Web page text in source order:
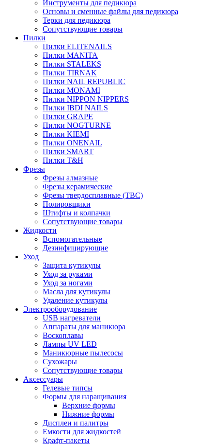
Инструменты для педикюра
Основы и сменные файлы для педикюра
Терки для педикюра
Сопутствующие товары
Пилки
Пилки ELITENAILS
Пилки MANITA
Пилки STALEKS
Пилки TIRNAK
Пилки NAIL REPUBLIC
Пилки MONAMI
Пилки NIPPON NIPPERS
Пилки IBDI NAILS
Пилки GRAPE
Пилки NOGTURNE
Пилки KIEMI
Пилки ONENAIL
Пилки SMART
Пилки T&H
Фрезы
Фрезы алмазные
Фрезы керамические
Фрезы твердосплавные (ТВС)
Полировщики
Штифты и колпачки
Сопутствующие товары
Жидкости
Вспомогательные
Дезинфицирующие
Уход
Защита кутикулы
Уход за руками
Уход за ногами
Масла для кутикулы
Удаление кутикулы
Электрооборудование
USB нагреватели
Аппараты для маникюра
Воскоплавы
Лампы UV LED
Маникюрные пылесосы
Сухожары
Сопутствующие товары
Аксессуары
Гелевые типсы
Формы для наращивания
Верхние формы
Нижние формы
Дисплеи и палитры
Емкости для жидкостей
Крафт-пакеты